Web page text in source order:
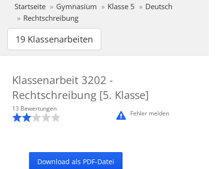
Startseite Gymnasium Klasse 5
Deutsch
Rechtschreibung
19 Klassenarbeiten
Klassenarbeit 3202 -
Rechtschreibung [5. Klasse]
Fehler melden
13 Bewertungen
Download als PDF-Datei